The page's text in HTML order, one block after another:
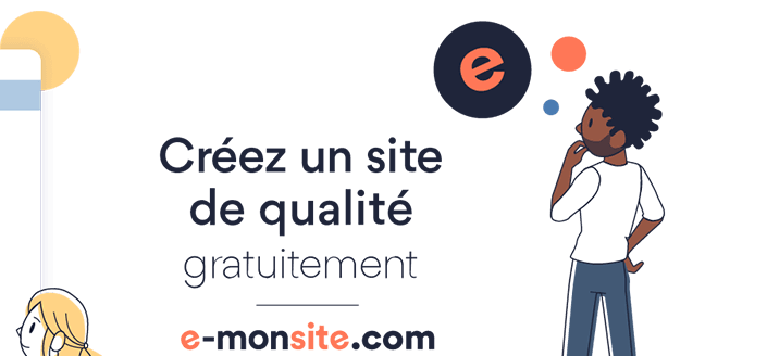
Page d'accueil
Le Grau-du-Roi
30
Min: 30 °C | Max: 30 °C |
Vent: 18 kmh 335°
Locations